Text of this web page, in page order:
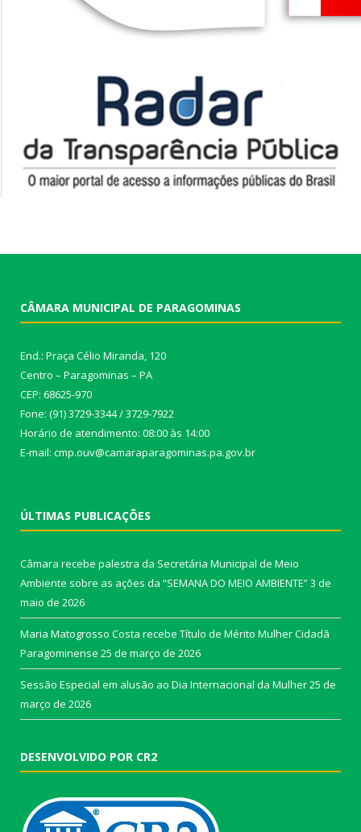
CÂMARA MUNICIPAL DE PARAGOMINAS
End.: Praça Célio Miranda, 120
Centro – Paragominas – PA
CEP: 68625-970
Fone: (91) 3729-3344 / 3729-7922
Horário de atendimento: 08:00 às 14:00
E-mail: cmp.ouv@camaraparagominas.pa.gov.br
ÚLTIMAS PUBLICAÇÕES
Câmara recebe palestra da Secretária Municipal de Meio
Ambiente sobre as ações da “SEMANA DO MEIO AMBIENTE”3 de
maio de 2026
Maria Matogrosso Costa recebe Título de Mérito Mulher Cidadã
Paragominense 25 de março de 2026
Sessão Especial em alusão ao Dia Internacional da Mulher25 de
março de 2026
DESENVOLVIDO POR CR2